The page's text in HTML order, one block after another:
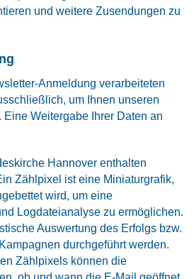
und weitere Zusendungen zu
Anmeldung verarbeiteten
um Ihnen unseren
Weitergabe Ihrer Daten an
Hannover enthalten
Zählpixel ist eine Miniaturgrafik,
wird, um eine
Logdateianalyse zu ermöglichen.
Auswertung des Erfolgs bzw.
durchgeführt werden.
Zählpixels können die